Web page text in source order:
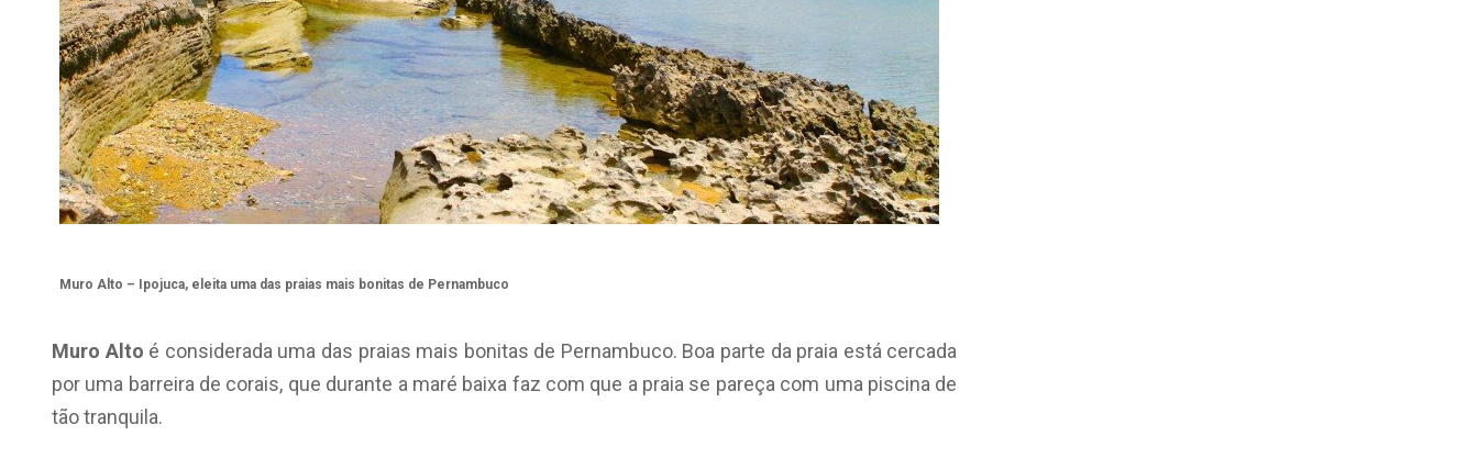
Muro Alto – Ipojuca, eleita uma das praias mais bonitas de Pernambuco
Muro Alto é considerada uma das praias mais bonitas de Pernambuco. Boa parte da praia está cercada
por uma barreira de corais, que durante a maré baixa faz com que a praia se pareça com uma piscina de
tão tranquila.